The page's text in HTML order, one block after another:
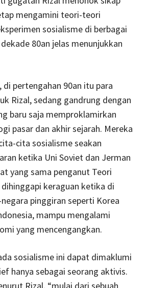
mengamini teori-teori
sosialisme di berbagai
80an jelas menunjukkan
pertengahan 90an itu para
Rizal, sedang gandrung dengan
baru saja memproklamirkan
pasar dan akhir sejarah. Mereka
cita sosialisme seakan
ketika Uni Soviet dan Jerman
yang sama penganut Teori
keraguan ketika di
pinggiran seperti Korea
mampu mengalami
yang mencengangkan.
sosialisme ini dapat dimaklumi
hanya sebagai seorang aktivis.